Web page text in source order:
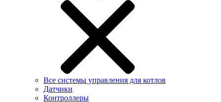
Все системы управления для котлов
Датчики
Контроллеры